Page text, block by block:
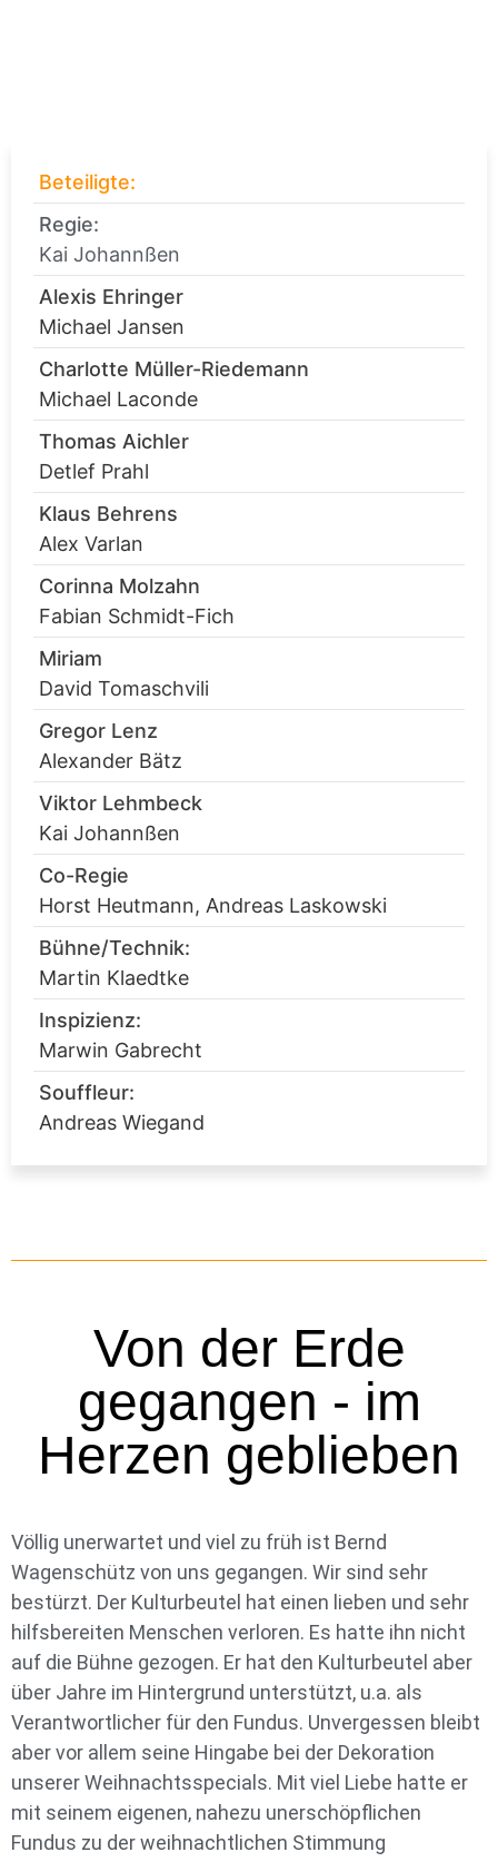
Beteiligte:
Regie:
Kai Johannßen
Alexis Ehringer
Michael Jansen
Charlotte Müller-Riedemann
Michael Laconde
Thomas Aichler
Detlef Prahl
Klaus Behrens
Alex Varlan
Corinna Molzahn
Fabian Schmidt-Fich
Miriam
David Tomaschvili
Gregor Lenz
Alexander Bätz
Viktor Lehmbeck
Kai Johannßen
Co-Regie
Horst Heutmann, Andreas Laskowski
Bühne/Technik:
Martin Klaedtke
Inspizienz:
Marwin Gabrecht
Souffleur:
Andreas Wiegand
Von der Erde
gegangen - im
Herzen geblieben
Völlig unerwartet und viel zu früh ist Bernd
Wagenschütz von uns gegangen. Wir sind sehr
bestürzt. Der Kulturbeutel hat einen lieben und sehr
hilfsbereiten Menschen verloren. Es hatte ihn nicht
auf die Bühne gezogen. Er hat den Kulturbeutel aber
über Jahre im Hintergrund unterstützt, u.a. als
Verantwortlicher für den Fundus. Unvergessen bleibt
aber vor allem seine Hingabe bei der Dekoration
unserer Weihnachtsspecials. Mit viel Liebe hatte er
mit seinem eigenen, nahezu unerschöpflichen
Fundus zu der weihnachtlichen Stimmung